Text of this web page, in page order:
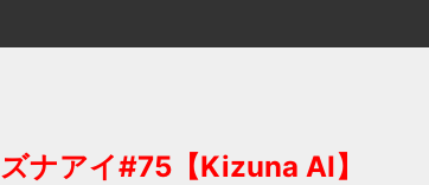
ナアイ#75【Kizuna AI】